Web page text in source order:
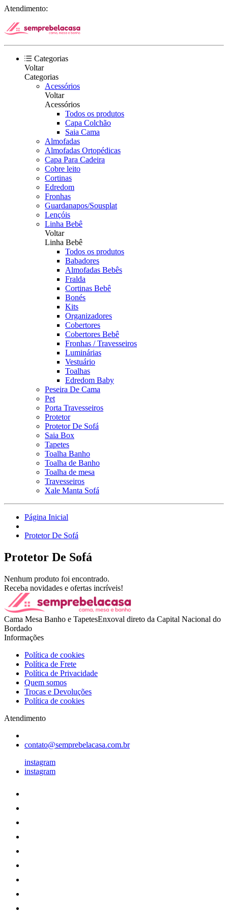
Atendimento:
Categorias
Voltar
Categorias
Acessórios
Voltar
Acessórios
Todos os produtos
Capa Colchão
Saia Cama
Almofadas
Almofadas Ortopédicas
Capa Para Cadeira
Cobre leito
Cortinas
Edredom
Fronhas
Guardanapos/Sousplat
Lençóis
Linha Bebê
Voltar
Linha Bebê
Todos os produtos
Babadores
Almofadas Bebês
Fralda
Cortinas Bebê
Bonés
Kits
Organizadores
Cobertores
Cobertores Bebê
Fronhas / Travesseiros
Luminárias
Vestuário
Toalhas
Edredom Baby
Peseira De Cama
Pet
Porta Travesseiros
Protetor
Protetor De Sofá
Saia Box
Tapetes
Toalha Banho
Toalha de Banho
Toalha de mesa
Travesseiros
Xale Manta Sofá
Página Inicial
Protetor De Sofá
Protetor De Sofá
Nenhum produto foi encontrado.
Receba novidades e ofertas incríveis!
Cama Mesa Banho e TapetesEnxoval direto da Capital Nacional do
Bordado
Informações
Política de cookies
Política de Frete
Política de Privacidade
Quem somos
Trocas e Devoluções
Política de cookies
Atendimento
contato@semprebelacasa.com.br
instagram
instagram